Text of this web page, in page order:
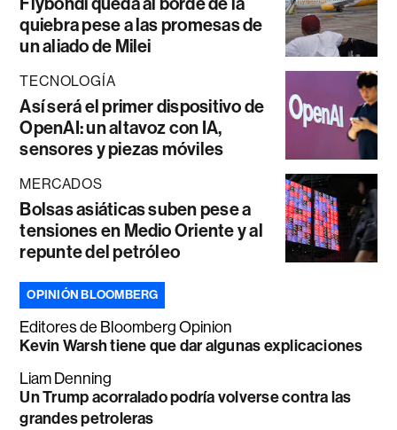
quiebra pese a las promesas de
un aliado de Milei
TECNOLOGÍA
Así será el primer dispositivo de
OpenAI: un altavoz con IA,
sensores y piezas móviles
MERCADOS
Bolsas asiáticas suben pese a
tensiones en Medio Oriente y al
repunte del petróleo
OPINIÓN BLOOMBERG
Editores de Bloomberg Opinion
Kevin Warsh tiene que dar algunas explicaciones
Liam Denning
Un Trump acorralado podría volverse contra las
grandes petroleras